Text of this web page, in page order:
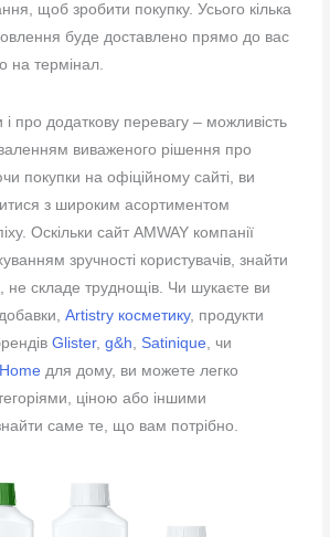
щоб зробити покупку. Усього кілька
буде доставлено прямо до вас
на термінал.
і про додаткову перевагу – можливість
виваженого рішення про
покупки на офіційному сайті, ви
з широким асортиментом
Оскільки сайт AMWAY компанії
зручності користувачів, знайти
не складе труднощів. Чи шукаєте ви
добавки,Artistry косметику, продукти
Glister,g&h, Satinique, чи
для дому, ви можете легко
ціною або іншими
саме те, що вам потрібно.